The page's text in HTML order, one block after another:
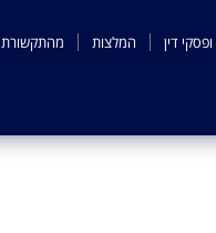
דין המלצות מהתקשורת